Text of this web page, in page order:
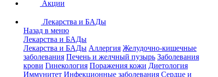
Акции
Лекарства и БАДы
Назад в меню
Лекарства и БАДы
Лекарства и БАДы Аллергия Желудочно-кишечные
заболевания Печень и желчный пузырь Заболевания
крови Гинекология Поражения кожи Диетология
Иммунитет Инфекционные заболевания Сердце и